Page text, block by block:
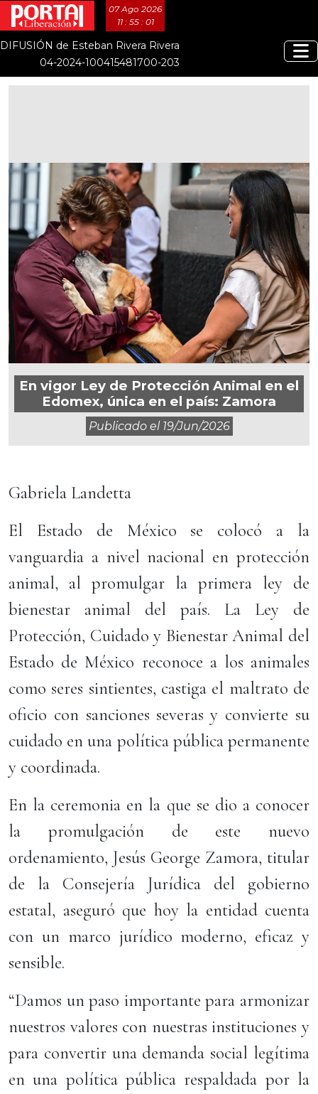
07 Ago 2026
11 : 55 : 01
DIFUSIÓN de Esteban Rivera Rivera
04-2024-100415481700-203
En vigor Ley de Protección Animal en el
Edomex, única en el país: Zamora
Publicado el 19/jun/2026
Gabriela Landetta
El Estado de México se colocó a la
vanguardia a nivel nacional en protección
animal, al promulgar la primera ley de
bienestar animal del país. La Ley de
Protección, Cuidado y Bienestar Animal del
Estado de México reconoce a los animales
como seres sintientes, castiga el maltrato de
oficio con sanciones severas y convierte su
cuidado en una política pública permanente
y coordinada.
En la ceremonia en la que se dio a conocer
la promulgación de este nuevo
ordenamiento, Jesús George Zamora, titular
de la Consejería Jurídica del gobierno
estatal, aseguró que hoy la entidad cuenta
con un marco jurídico moderno, eficaz y
sensible.
“Damos un paso importante para armonizar
nuestros valores con nuestras instituciones y
para convertir una demanda social legítima
en una política pública respaldada por la